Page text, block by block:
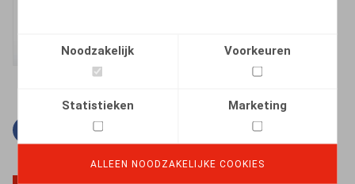
Noodzakelijk Voorkeuren
Statistieken Marketing
ALLEEN NOODZAKELIJKE COOKIES
Facebook
TwitterLinkedin